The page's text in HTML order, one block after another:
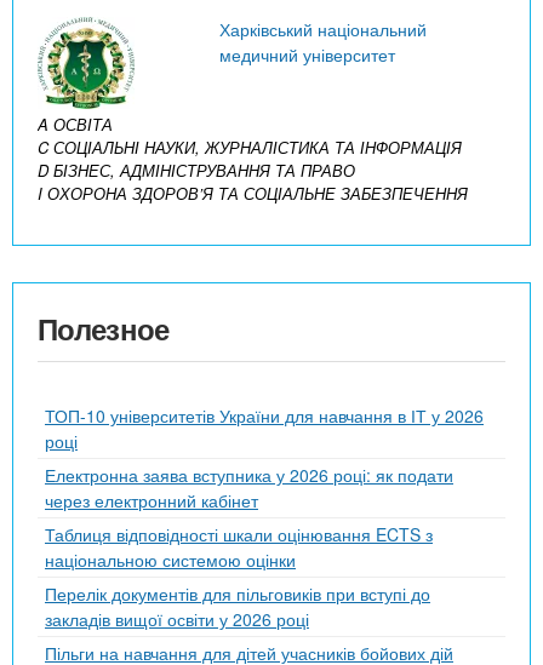
Харківський національний
медичний університет
A ОСВІТА
C СОЦІАЛЬНІ НАУКИ, ЖУРНАЛІСТИКА ТА ІНФОРМАЦІЯ
D БІЗНЕС, АДМІНІСТРУВАННЯ ТА ПРАВО
I ОХОРОНА ЗДОРОВ’Я ТА СОЦІАЛЬНЕ ЗАБЕЗПЕЧЕННЯ
Полезное
ТОП-10 університетів України для навчання в ІТ у 2026
році
Електронна заява вступника у 2026 році: як подати
через електронний кабінет
Таблиця відповідності шкали оцінювання ECTS з
національною системою оцінки
Перелік документів для пільговиків при вступі до
закладів вищої освіти у 2026 році
Пільги на навчання для дітей учасників бойових дій